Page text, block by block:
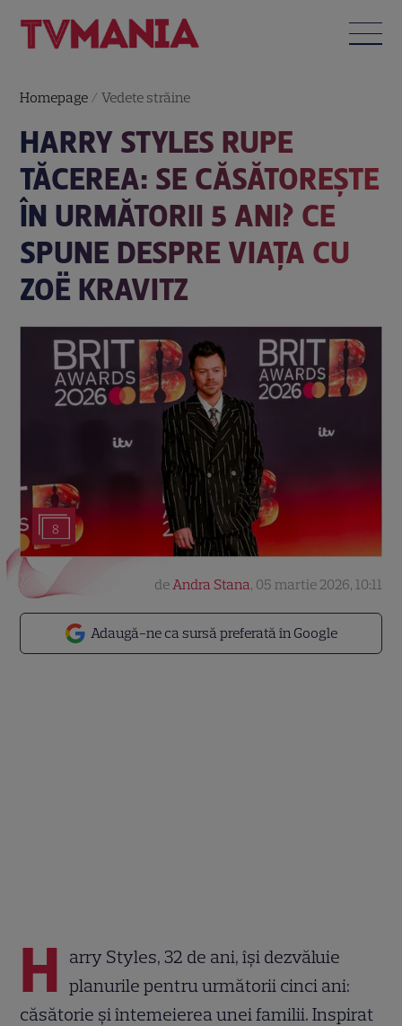
Homepage /Vedete străine
HARRY STYLES RUPE
TĂCEREA: SE CĂSĂTOREȘTE
ÎN URMĂTORII 5 ANI? CE
SPUNE DESPRE VIAȚA CU
ZOË KRAVITZ
8
Adaugă-ne ca sursă preferată în Google
deAndra Stana, 05 martie 2026, 10:11
H arry Styles, 32 de ani, își dezvăluie
planurile pentru următorii cinci ani:
căsătorie și întemeierea unei familii. Inspirat